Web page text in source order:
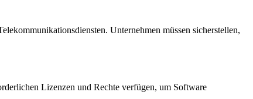
Unternehmen müssen sicherstellen,
Lizenzen und Rechte verfügen, um Software